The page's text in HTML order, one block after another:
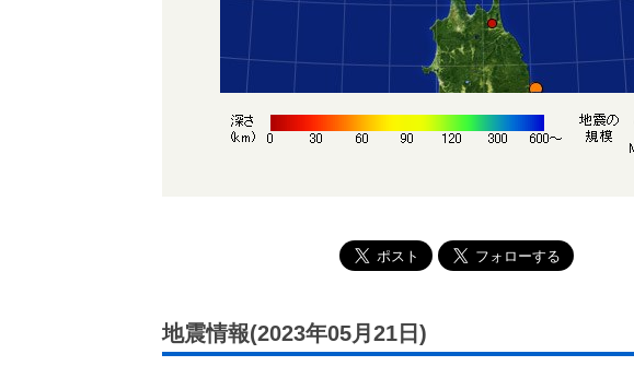
地震情報(2023年05月21日)